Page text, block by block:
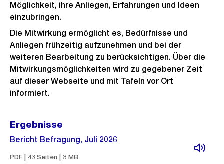
Möglichkeit, ihre Anliegen, Erfahrungen und Ideen
einzubringen.
Die Mitwirkung ermöglicht es, Bedürfnisse und
Anliegen frühzeitig aufzunehmen und bei der
weiteren Bearbeitung zu berücksichtigen. Über die
Mitwirkungsmöglichkeiten wird zu gegebener Zeit
auf dieser Webseite und mit Tafeln vor Ort
informiert.
Ergebnisse
Bericht Befragung, Juli 2026
PDF | 43 Seiten | 3 MB